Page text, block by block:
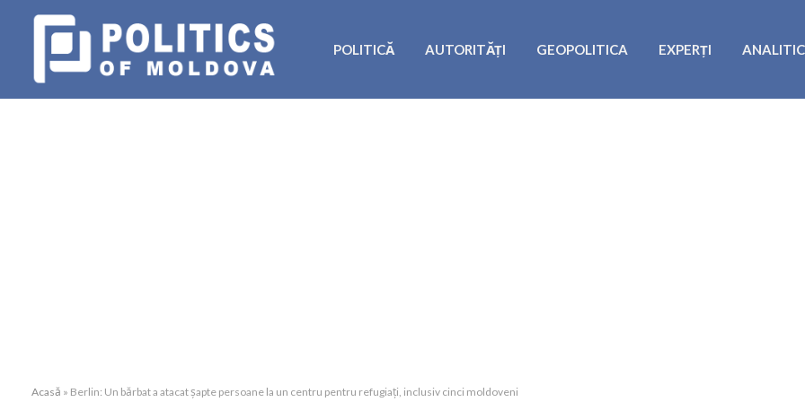
POLITICĂ AUTORITĂȚI GEOPOLITICA EXPERȚI
Acasă » Berlin: Un bărbat a atacat șapte persoane la un centru pentru refugiați, inclusiv cinci moldoveni